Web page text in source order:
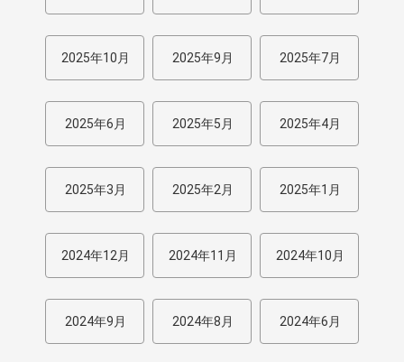
2025年10月 2025年9月 2025年7月
2025年6月 2025年5月 2025年4月
2025年3月 2025年2月 2025年1月
2024年12月 2024年11月 2024年10月
2024年9月 2024年8月 2024年6月